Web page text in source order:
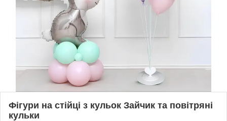
Фігури на стійці з кульок Зайчик та повітряні
кульки